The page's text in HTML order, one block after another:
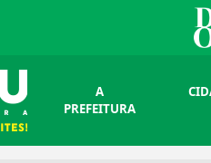
A
PREFEITURA